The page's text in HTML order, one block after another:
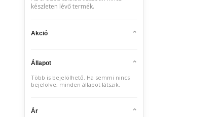
készleten lévő termék.
Akció
Állapot
Több is bejelölhető. Ha semmi nincs
bejelölve, minden állapot látszik.
Ár